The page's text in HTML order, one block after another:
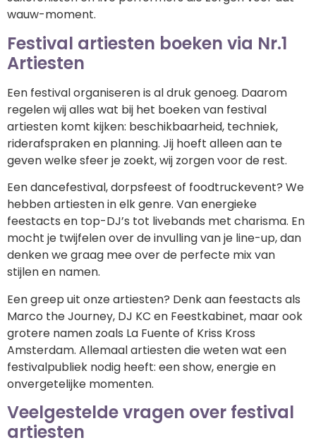
wauw-moment.
Festival artiesten boeken via Nr.1
Artiesten
Een festival organiseren is al druk genoeg. Daarom
regelen wij alles wat bij het boeken van festival
artiesten komt kijken: beschikbaarheid, techniek,
riderafspraken en planning. Jij hoeft alleen aan te
geven welke sfeer je zoekt, wij zorgen voor de rest.
Een dancefestival, dorpsfeest of foodtruckevent? We
hebben artiesten in elk genre. Van energieke
feestacts en top-DJ’s tot livebands met charisma. En
mocht je twijfelen over de invulling van je line-up, dan
denken we graag mee over de perfecte mix van
stijlen en namen.
Een greep uit onze artiesten? Denk aan feestacts als
Marco the Journey, DJ KC en Feestkabinet, maar ook
grotere namen zoals La Fuente of Kriss Kross
Amsterdam. Allemaal artiesten die weten wat een
festivalpubliek nodig heeft: een show, energie en
onvergetelijke momenten.
Veelgestelde vragen over festival
artiesten